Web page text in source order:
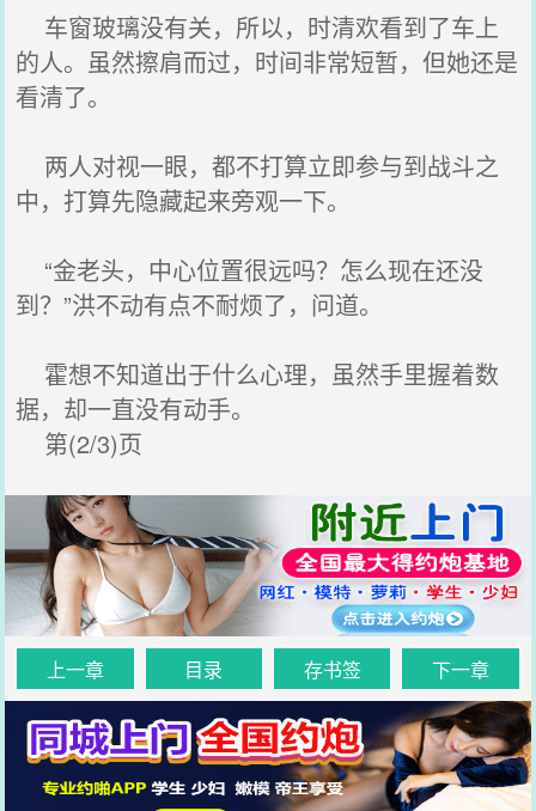
车窗玻璃没有关，所以，时清欢看到了车上
的人。虽然擦肩而过，时间非常短暂，但她还是
看清了。
两人对视一眼，都不打算立即参与到战斗之
中，打算先隐藏起来旁观一下。
“金老头，中心位置很远吗？怎么现在还没
到？”洪不动有点不耐烦了，问道。
霍想不知道出于什么心理，虽然手里握着数
据，却一直没有动手。
第(2/3)页
上一章 目录 存书签 下一章